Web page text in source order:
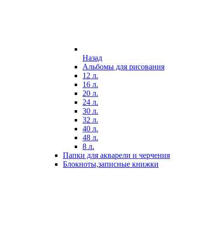
Назад
Альбомы для рисования
12 л.
16 л.
20 л.
24 л.
30 л.
32 л.
40 л.
48 л.
8 л.
Папки для акварели и черчения
Блокноты,записные книжки